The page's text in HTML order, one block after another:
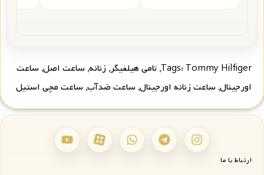
Tags: Tommy Hilfiger
, تامی هیلفیگر, زنانه, ساعت اصل, ساعت
اورجینال, ساعت زنانه اورجینال, ساعت ضدآب, ساعت مچی استیل
ارتباط با ما